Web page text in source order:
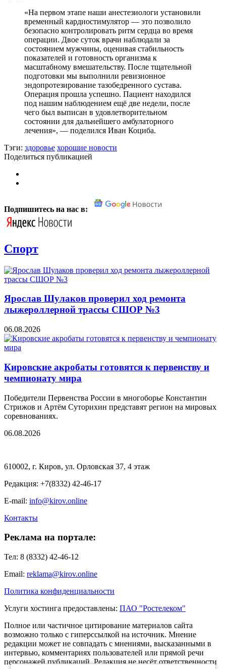
«На первом этапе наши анестезиологи установили
временный кардиостимулятор — это позволило
безопасно контролировать ритм сердца во время
операции. Двое суток врачи наблюдали за
состоянием мужчины, оценивая стабильность
показателей и готовность организма к
масштабному вмешательству. После тщательной
подготовки мы выполнили ревизионное
эндопротезирование тазобедренного сустава.
Операция прошла успешно. Пациент находился
под нашим наблюдением ещё две недели, после
чего был выписан в удовлетворительном
состоянии для дальнейшего амбулаторного
лечения», — поделился Иван Коциба.
Тэги: здоровье хорошие новости
Поделиться публикацией
Подпишитесь на нас в:
Спорт
Ярослав Шулаков проверил ход ремонта
лыжероллерной трассы СШОР №3
06.08.2026
Кировские акробаты готовятся к первенству и
чемпионату мира
Победители Первенства России в многоборье Константин
Стрижов и Артём Суторихин представят регион на мировых
соревнованиях.
06.08.2026
610002, г. Киров, ул. Орловская 37, 4 этаж
Редакция: +7(8332) 42-46-17
E-mail: info@kirov.online
Контакты
Реклама на портале:
Тел: 8 (8332) 42-46-12
Email: reklama@kirov.online
Политика конфиденциальности
Услуги хостинга предоставлены: ПАО "Ростелеком"
Полное или частичное цитирование материалов сайта
возможно только с гиперссылкой на источник. Мнение
редакции может не совпадать с мнениями, высказанными в
интервью, комментариях пользователей или прямой речи
персонажей публикаций. Редакция не несёт ответственности